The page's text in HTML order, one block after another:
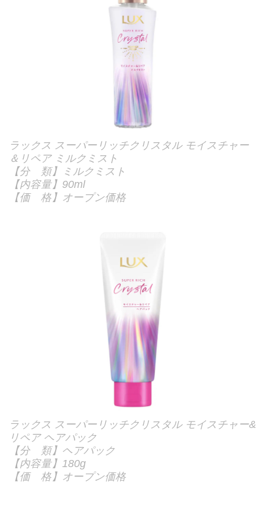
ラックス スーパーリッチクリスタル モイスチャー
＆リペア ミルクミスト
【分 類】ミルクミスト
【内容量】90ml
【価 格】オープン価格
ラックス スーパーリッチクリスタル モイスチャー&
リペア ヘアパック
【分 類】ヘアパック
【内容量】180g
【価 格】オープン価格